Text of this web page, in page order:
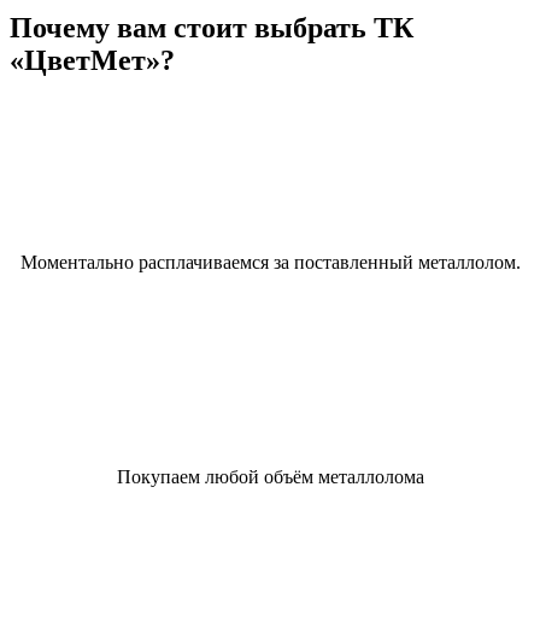
Почему вам стоит выбрать ТК
«ЦветМет»?
Моментально расплачиваемся за поставленный металлолом.
Покупаем любой объём металлолома